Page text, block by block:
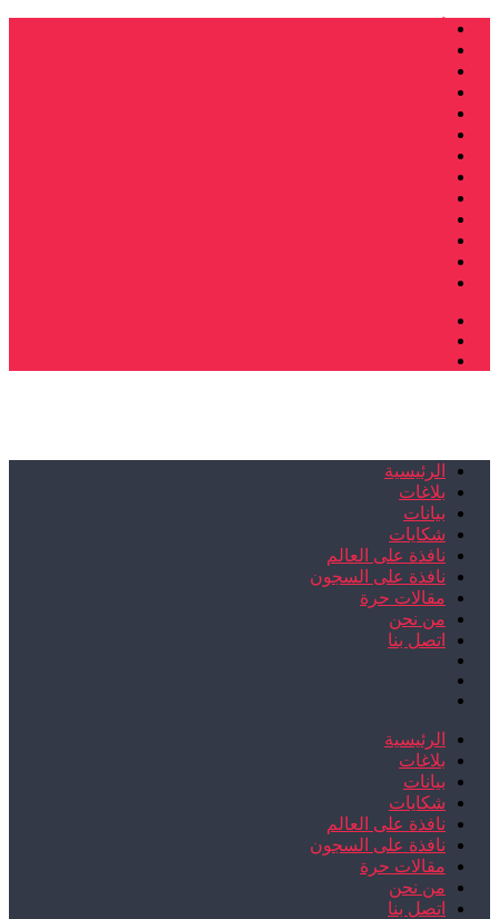
الرئيسية
بلاغات
بيانات
شكايات
نافذة على العالم
نافذة على السجون
مقالات حرة
من نحن
اتصل بنا
الرئيسية
بلاغات
بيانات
شكايات
نافذة على العالم
نافذة على السجون
مقالات حرة
من نحن
اتصل بنا